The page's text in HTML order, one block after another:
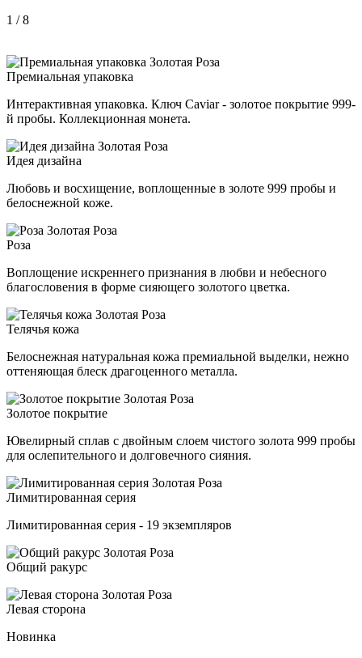
1 / 8
Премиальная упаковка
Интерактивная упаковка. Ключ Caviar - золотое покрытие 999-
й пробы. Коллекционная монета.
Идея дизайна
Любовь и восхищение, воплощенные в золоте 999 пробы и
белоснежной коже.
Роза
Воплощение искреннего признания в любви и небесного
благословения в форме сияющего золотого цветка.
Телячья кожа
Белоснежная натуральная кожа премиальной выделки, нежно
оттеняющая блеск драгоценного металла.
Золотое покрытие
Ювелирный сплав с двойным слоем чистого золота 999 пробы
для ослепительного и долговечного сияния.
Лимитированная серия
Лимитированная серия - 19 экземпляров
Общий ракурс
Левая сторона
Новинка